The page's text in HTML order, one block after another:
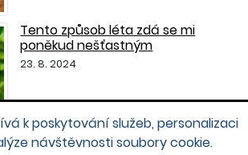
Tento způsob léta zdá se mi
poněkud nešťastným
23. 8. 2024
k poskytování služeb, personalizaci
návštěvnosti soubory cookie.